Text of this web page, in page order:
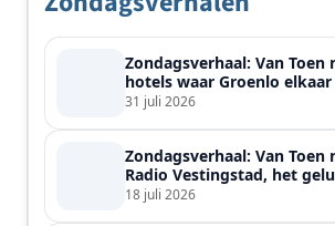
Zondagsverhaal: Van Toen
hotels waar Groenlo
31 juli 2026
Zondagsverhaal: Van Toen
Radio Vestingstad, het
de streek
18 juli 2026